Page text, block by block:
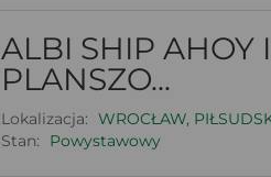
ALBI SHIP AHOY
PLANSZO...
Lokalizacja: WROCŁAW,
Stan:
Powystawowy